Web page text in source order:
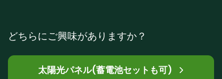
どちらにご興味がありますか？
太陽光パネル(蓄電池セットも可)